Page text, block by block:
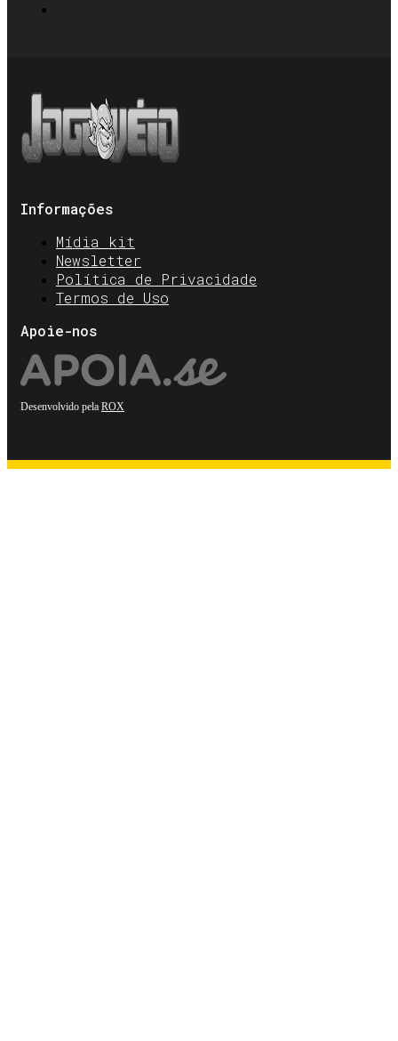
Informações
Mídia kit
Newsletter
Política de Privacidade
Termos de Uso
Apoie-nos
Desenvolvido pela ROX